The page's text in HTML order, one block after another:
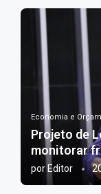
Economia e
Projeto de
monitorar
por Editor